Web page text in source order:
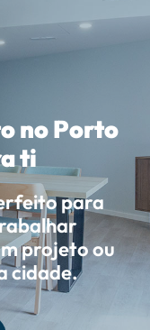
no Porto
ti
para
projeto ou
cidade.